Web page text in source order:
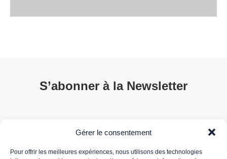
Gérer le consentement
Pour offrir les meilleures expériences, nous utilisons des technologies
S’abonner à la Newsletter